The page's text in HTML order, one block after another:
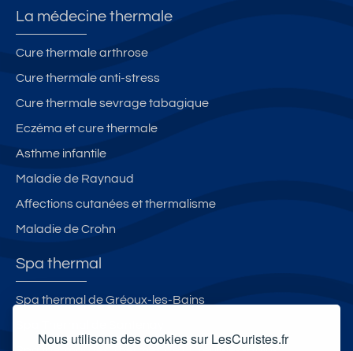
Nous utilisons des cookies sur LesCuristes.fr
La médecine thermale
Cure thermale arthrose
Cure thermale anti-stress
Cure thermale sevrage tabagique
Eczéma et cure thermale
Asthme infantile
Maladie de Raynaud
Affections cutanées et thermalisme
Maladie de Crohn
Spa thermal
Spa thermal de Gréoux-les-Bains